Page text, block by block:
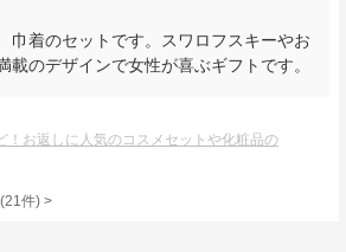
巾着のセットです。スワロフスキーやお
のデザインで女性が喜ぶギフトです。
！お返しに人気のコスメセットや化粧品の
(21件) >